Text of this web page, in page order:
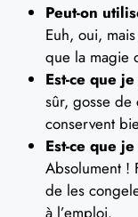
Peut-on
Euh, oui,
que la magie
Est-ce que
sûr, gosse de
conservent
Est-ce que
Absolument !
de les
à l’emploi.